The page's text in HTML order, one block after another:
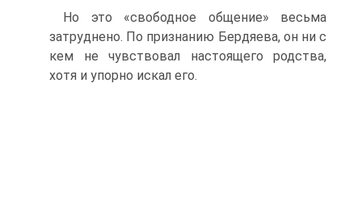
Но это «свободное общение» весьма
затруднено. По признанию Бердяева, он ни с
кем не чувствовал настоящего родства,
хотя и упорно искал его.